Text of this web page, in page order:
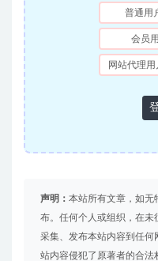
普通用
会员
网站代理用
声明： 本站所有文章，如无
布。任何个人或组织，在未
采集、发布本站内容到任何
站内容侵犯了原著者的合法